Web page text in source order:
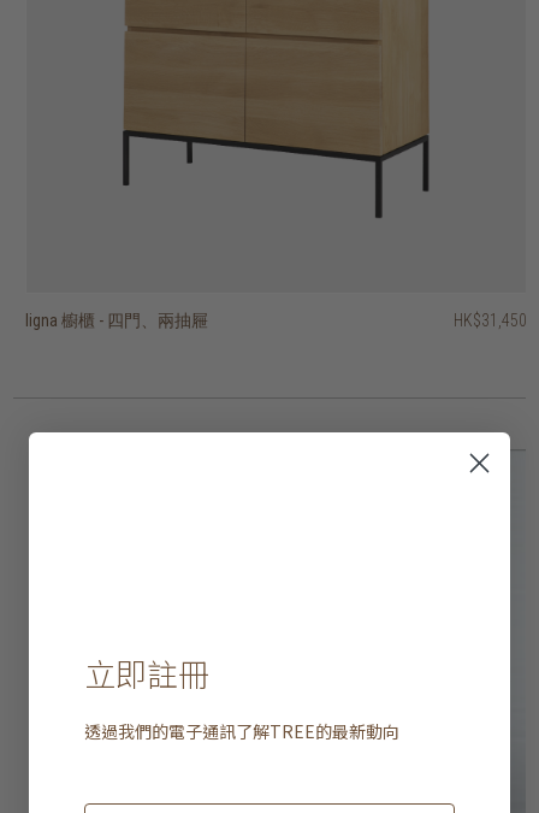
ligna 櫥櫃 - 四門、兩抽屜 HK$31,450
hopper 三門展示櫃 HK$39,950
vision 櫥櫃 - 兩門、單抽屜 HK$13,450
vision 四門櫥櫃 HK$14,450
fissure II 展示櫃 - 兩門、三抽屜 HK$14,950
fissure II 兩門展示櫃 HK$11,950
outline 櫥櫃 - 兩門 HK$19,950
motion 櫥櫃 - 兩門 HK$19,950
motion 櫥櫃 - 兩質感玻璃門 HK$19,950
shadow 四門櫥櫃 HK$29,450
立即註冊
透過我們的電子通訊了解TREE的最新動向